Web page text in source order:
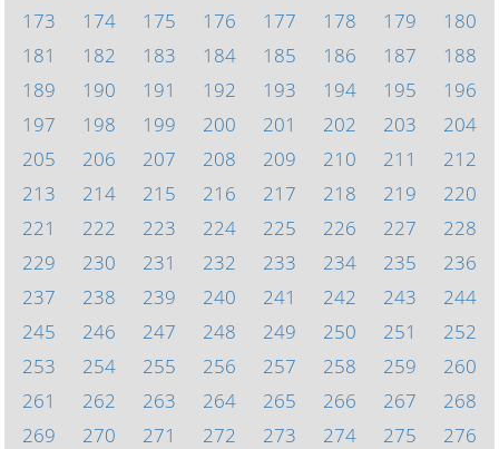
173
174 175 176 177 178 179
180
181
182 183 184 185 186 187
188
189
190 191 192 193 194 195
196
197
198 199 200 201 202 203
204
205
206 207 208 209 210 211
212
213
214 215 216 217 218 219
220
221
222 223 224 225 226 227
228
229
230 231 232 233 234 235
236
237
238 239 240 241 242 243
244
245
246 247 248 249 250 251
252
253
254 255 256 257 258 259
260
261
262 263 264 265 266 267
268
269
270 271 272 273 274 275
276